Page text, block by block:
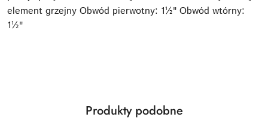
element grzejny Obwód pierwotny: 1½" Obwód wtórny:
1½"
Pomiń karuzelę produktów
Produkty
Produkty podobne